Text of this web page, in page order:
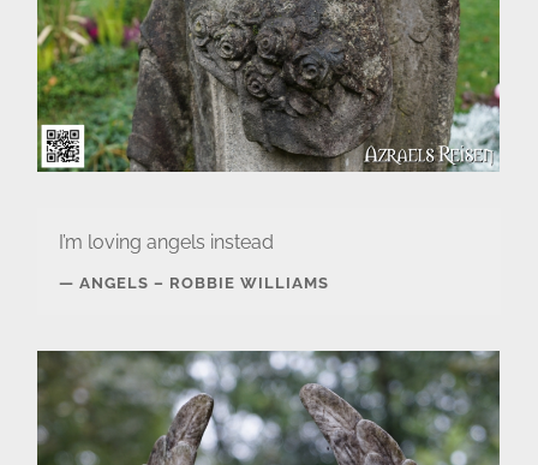
I’m loving angels instead
ANGELS – ROBBIE WILLIAMS